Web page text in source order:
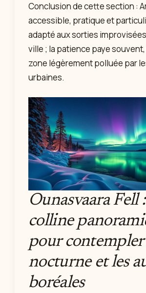
Conclusion de cette section :
accessible, pratique et
adapté aux sorties
ville ; la patience paye
zone légèrement polluée par
urbaines.
Ounasvaara Fell :
colline
pour contempler
nocturne et les
boréales